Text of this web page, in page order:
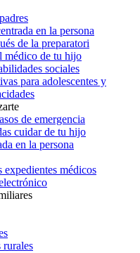
en la persona
de la preparatori
médico de tu hijo
sociales
para adolescentes y
de emergencia
cuidar de tu hijo
en la persona
médicos
rurales